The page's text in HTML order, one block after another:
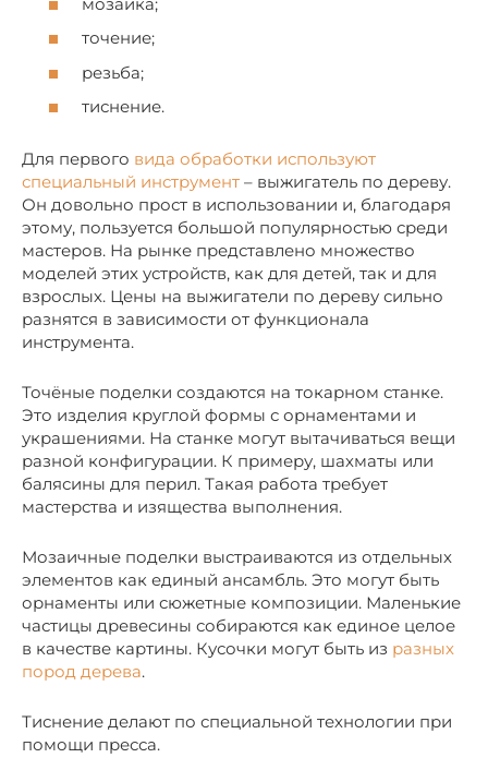
точение;
резьба;
тиснение.
Для первого вида обработки используют
специальный инструмент – выжигатель по дереву.
Он довольно прост в использовании и, благодаря
этому, пользуется большой популярностью среди
мастеров. На рынке представлено множество
моделей этих устройств, как для детей, так и для
взрослых. Цены на выжигатели по дереву сильно
разнятся в зависимости от функционала
инструмента.
Точёные поделки создаются на токарном станке.
Это изделия круглой формы с орнаментами и
украшениями. На станке могут вытачиваться вещи
разной конфигурации. К примеру, шахматы или
балясины для перил. Такая работа требует
мастерства и изящества выполнения.
Мозаичные поделки выстраиваются из отдельных
элементов как единый ансамбль. Это могут быть
орнаменты или сюжетные композиции. Маленькие
частицы древесины собираются как единое целое
в качестве картины. Кусочки могут быть из разных
пород дерева.
Тиснение делают по специальной технологии при
помощи пресса.